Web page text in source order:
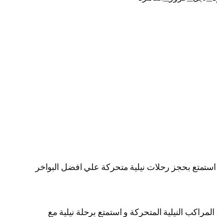
استمتع بحجز رحلات نيلية متحركة علي افضل البواخر
النيلية المتحركة و استمتع برحلة نيلية مع